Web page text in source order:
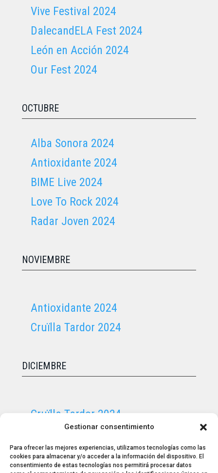
Gestionar consentimiento
Para ofrecer las mejores experiencias, utilizamos tecnologías como las
cookies para almacenar y/o acceder a la información del dispositivo. El
consentimiento de estas tecnologías nos permitirá procesar datos
Vive Festival 2024
DalecandELA Fest 2024
León en Acción 2024
Our Fest 2024
OCTUBRE
Alba Sonora 2024
Antioxidante 2024
BIME Live 2024
Love To Rock 2024
Radar Joven 2024
NOVIEMBRE
Antioxidante 2024
Cruïlla Tardor 2024
DICIEMBRE
Cruïlla Tardor 2024
Purple Weekend 2024